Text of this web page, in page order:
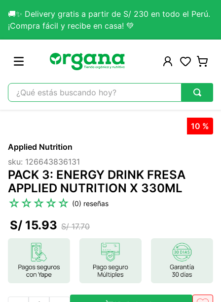
🚚✨ Delivery gratis a partir de S/ 230 en todo el Perú.
¡Compra fácil y recibe en casa! 💚
¿Qué estás buscando hoy?
2.
citrato magnesio
3.
colageno
4.
kefir
5 .
lab nutrition
magnesio
9.
melena leon
10 %
Applied Nutrition
sku: 126643836131
PACK 3: ENERGY DRINK FRESA
APPLIED NUTRITION X 330ML
☆☆☆☆☆ (0)
S/ 17.70
S/ 15.93